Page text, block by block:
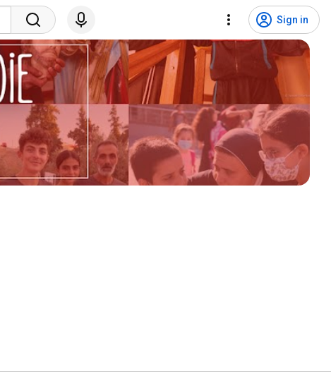
Sign in